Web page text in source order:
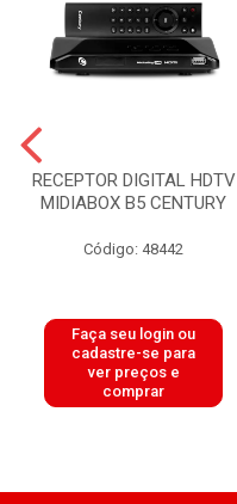
RECEPTOR DIGITAL HDTV
MIDIABOX B5 CENTURY
Código: 48442
Faça seu login ou
cadastre-se para
ver preços e
comprar